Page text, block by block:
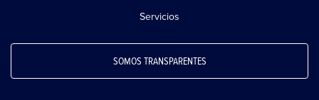
Servicios
SOMOS TRANSPARENTES